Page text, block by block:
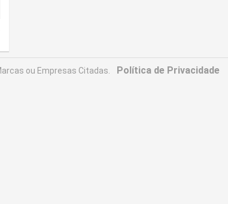
ou Empresas Citadas. Política de Privacidade